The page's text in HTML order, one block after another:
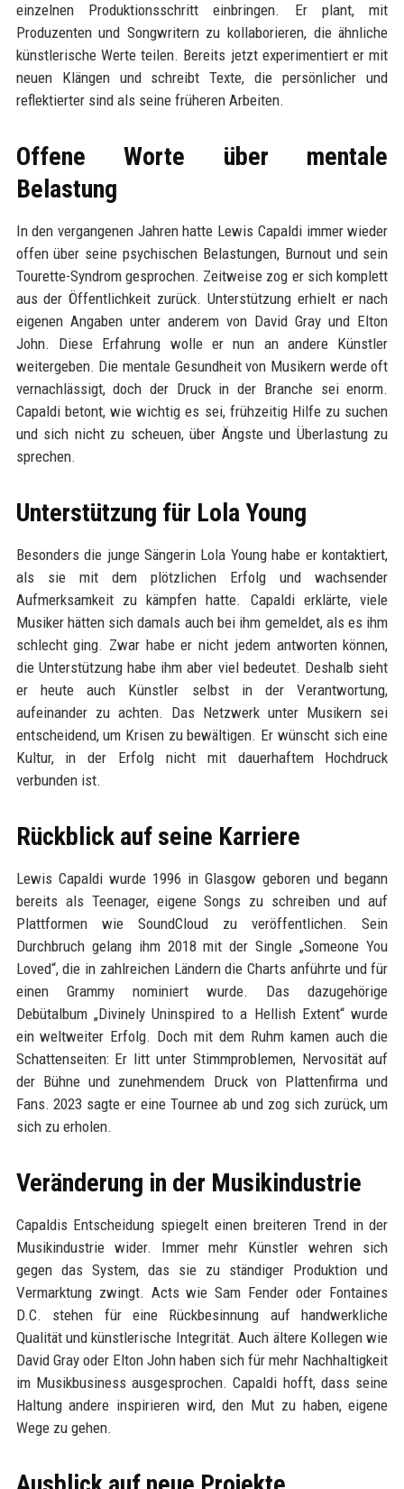
einzelnen Produktionsschritt einbringen. Er plant, mit
Produzenten und Songwritern zu kollaborieren, die ähnliche
künstlerische Werte teilen. Bereits jetzt experimentiert er mit
neuen Klängen und schreibt Texte, die persönlicher und
reflektierter sind als seine früheren Arbeiten.
Offene Worte über mentale
Belastung
In den vergangenen Jahren hatte Lewis Capaldi immer wieder
offen über seine psychischen Belastungen, Burnout und sein
Tourette-Syndrom gesprochen. Zeitweise zog er sich komplett
aus der Öffentlichkeit zurück. Unterstützung erhielt er nach
eigenen Angaben unter anderem von David Gray und Elton
John. Diese Erfahrung wolle er nun an andere Künstler
weitergeben. Die mentale Gesundheit von Musikern werde oft
vernachlässigt, doch der Druck in der Branche sei enorm.
Capaldi betont, wie wichtig es sei, frühzeitig Hilfe zu suchen
und sich nicht zu scheuen, über Ängste und Überlastung zu
sprechen.
Unterstützung für Lola Young
Besonders die junge Sängerin Lola Young habe er kontaktiert,
als sie mit dem plötzlichen Erfolg und wachsender
Aufmerksamkeit zu kämpfen hatte. Capaldi erklärte, viele
Musiker hätten sich damals auch bei ihm gemeldet, als es ihm
schlecht ging. Zwar habe er nicht jedem antworten können,
die Unterstützung habe ihm aber viel bedeutet. Deshalb sieht
er heute auch Künstler selbst in der Verantwortung,
aufeinander zu achten. Das Netzwerk unter Musikern sei
entscheidend, um Krisen zu bewältigen. Er wünscht sich eine
Kultur, in der Erfolg nicht mit dauerhaftem Hochdruck
verbunden ist.
Rückblick auf seine Karriere
Lewis Capaldi wurde 1996 in Glasgow geboren und begann
bereits als Teenager, eigene Songs zu schreiben und auf
Plattformen wie SoundCloud zu veröffentlichen. Sein
Durchbruch gelang ihm 2018 mit der Single „Someone You
Loved“, die in zahlreichen Ländern die Charts anführte und für
einen Grammy nominiert wurde. Das dazugehörige
Debütalbum „Divinely Uninspired to a Hellish Extent“ wurde
ein weltweiter Erfolg. Doch mit dem Ruhm kamen auch die
Schattenseiten: Er litt unter Stimmproblemen, Nervosität auf
der Bühne und zunehmendem Druck von Plattenfirma und
Fans. 2023 sagte er eine Tournee ab und zog sich zurück, um
sich zu erholen.
Veränderung in der Musikindustrie
Capaldis Entscheidung spiegelt einen breiteren Trend in der
Musikindustrie wider. Immer mehr Künstler wehren sich
gegen das System, das sie zu ständiger Produktion und
Vermarktung zwingt. Acts wie Sam Fender oder Fontaines
D.C. stehen für eine Rückbesinnung auf handwerkliche
Qualität und künstlerische Integrität. Auch ältere Kollegen wie
David Gray oder Elton John haben sich für mehr Nachhaltigkeit
im Musikbusiness ausgesprochen. Capaldi hofft, dass seine
Haltung andere inspirieren wird, den Mut zu haben, eigene
Wege zu gehen.